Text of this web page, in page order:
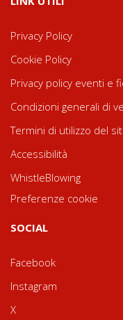
Privacy Policy
Cookie Policy
Privacy policy eventi e
Condizioni generali di
Termini di utilizzo del
Accessibilità
WhistleBlowing
Preferenze cookie
SOCIAL
Facebook
Instagram
X